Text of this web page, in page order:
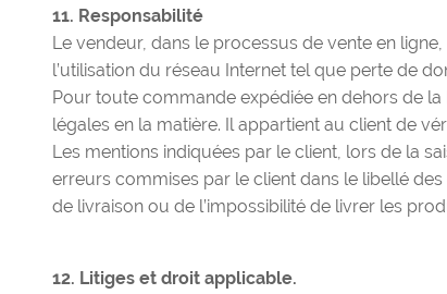
11. Responsabilité
Le vendeur, dans le processus de vente en
l’utilisation du réseau Internet tel que perte de
Pour toute commande expédiée en dehors de
légales en la matière. Il appartient au client de
Les mentions indiquées par le client, lors de la
erreurs commises par le client dans le libellé
de livraison ou de l’impossibilité de livrer les
12. Litiges et droit applicable.